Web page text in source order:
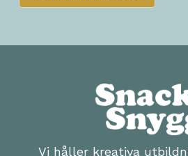
Vi håller kreativa